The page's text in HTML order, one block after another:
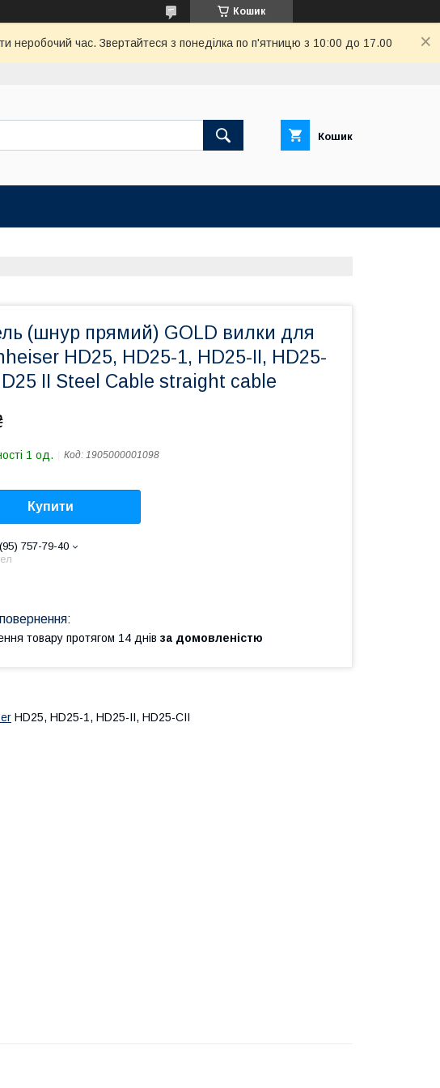
Кошик
неробочий час. Звертайтеся з понеділка по п'ятницю з 10:00 до 17.00
Кошик
(шнур прямий) GOLD вилки для
HD25, HD25-1, HD25-II, HD25-
II Steel Cable straight cable
1 од. Код: 1905000001098
Купити
757-79-40
товару протягом 14 днів за домовленістю
HD25, HD25-1, HD25-II, HD25-CII